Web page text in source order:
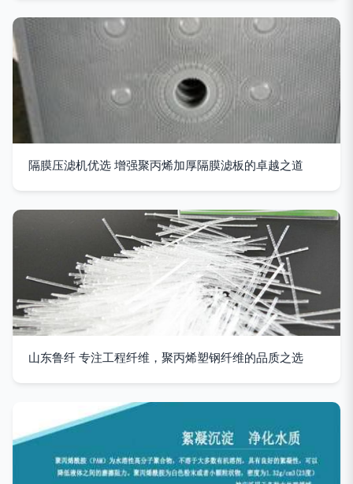
隔膜压滤机优选 增强聚丙烯加厚隔膜滤板的卓越之道
山东鲁纤 专注工程纤维，聚丙烯塑钢纤维的品质之选